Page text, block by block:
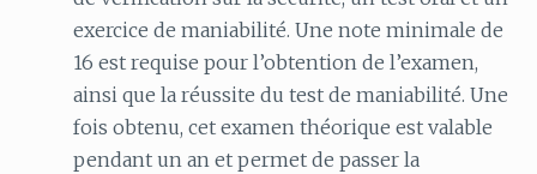
exercice de maniabilité. Une note minimale de
16 est requise pour l’obtention de l’examen,
ainsi que la réussite du test de maniabilité. Une
fois obtenu, cet examen théorique est valable
pendant un an et permet de passer la